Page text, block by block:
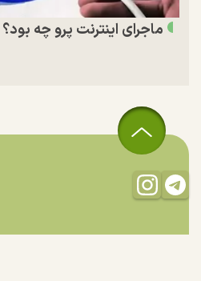
ماجرای اینترنت پرو چه بود؟